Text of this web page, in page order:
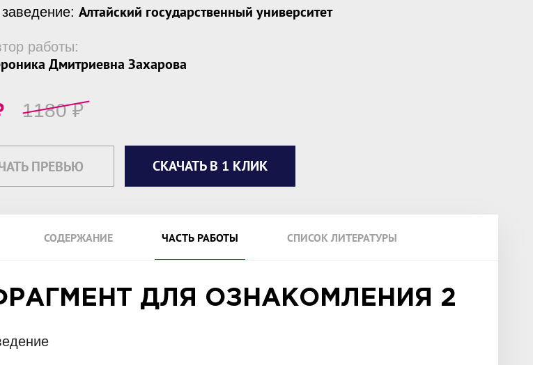
Алтайский государственный университет
работы:
Дмитриевна Захарова
1180₽
ПРЕВЬЮ СКАЧАТЬ В 1 КЛИК
СОДЕРЖАНИЕ ЧАСТЬ РАБОТЫ СПИСОК ЛИТЕРАТУРЫ
ДЛЯ ОЗНАКОМЛЕНИЯ 2